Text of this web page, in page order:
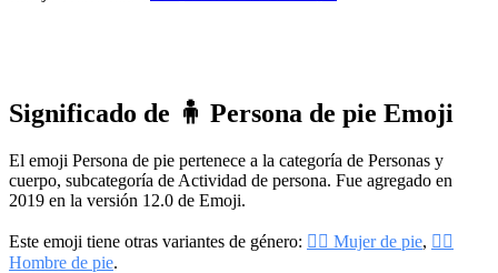
Significado de 🧍 Persona de pie Emoji
El emoji Persona de pie pertenece a la categoría de Personas y
cuerpo, subcategoría de Actividad de persona. Fue agregado en
2019 en la versión 12.0 de Emoji.
Este emoji tiene otras variantes de género: 🧍‍♀️ Mujer de pie, 🧍‍♂️
Hombre de pie.